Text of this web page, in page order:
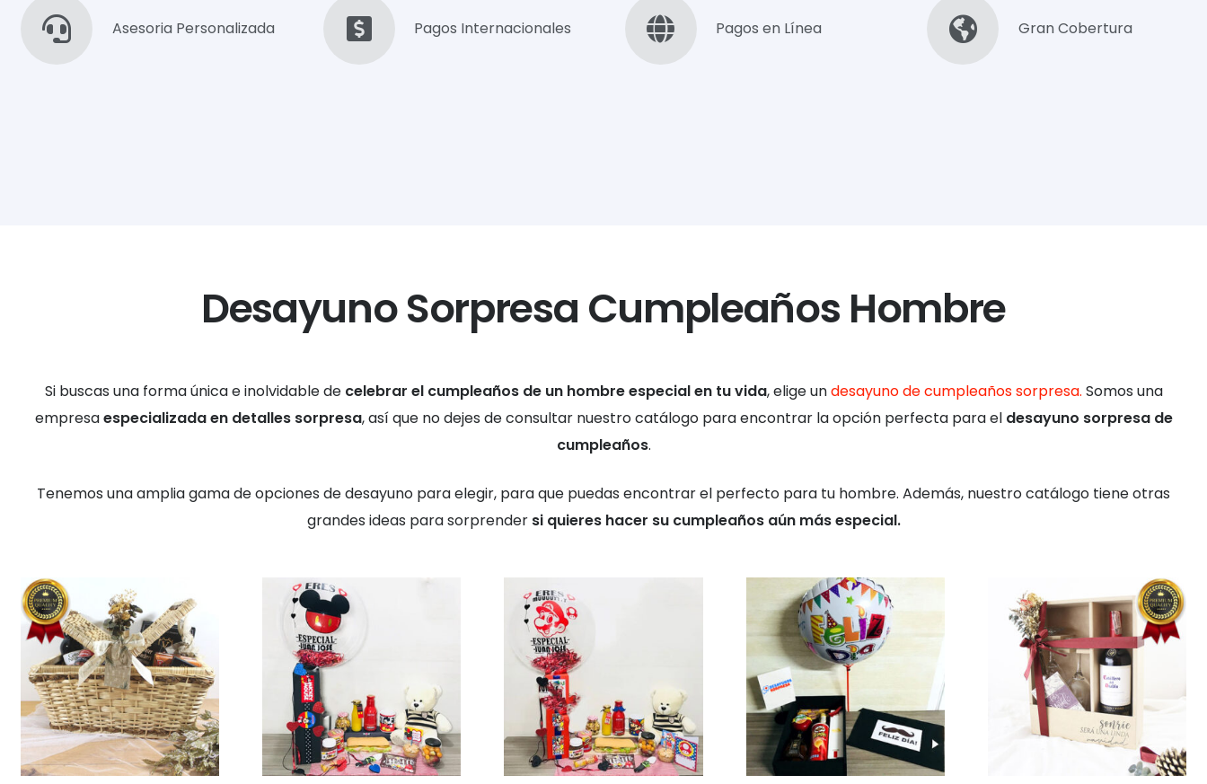
Asesoria Personalizada Pagos Internacionales Pagos en Línea Gran Cobertura
Desayuno Sorpresa Cumpleaños Hombre
Si buscas una forma única e inolvidable de celebrar el cumpleaños de un hombre especial en tu vida, elige undesayuno de cumpleaños sorpresa. Somos una
empresaespecializada en detalles sorpresa, así que no dejes de consultar nuestro catálogo para encontrar la opción perfecta para el desayuno sorpresa de
cumpleaños.
Tenemos una amplia gama de opciones de desayuno para elegir, para que puedas encontrar el perfecto para tu hombre. Además, nuestro catálogo tiene otras
grandes ideas para sorprender si quieres hacer su cumpleaños aún más especial.